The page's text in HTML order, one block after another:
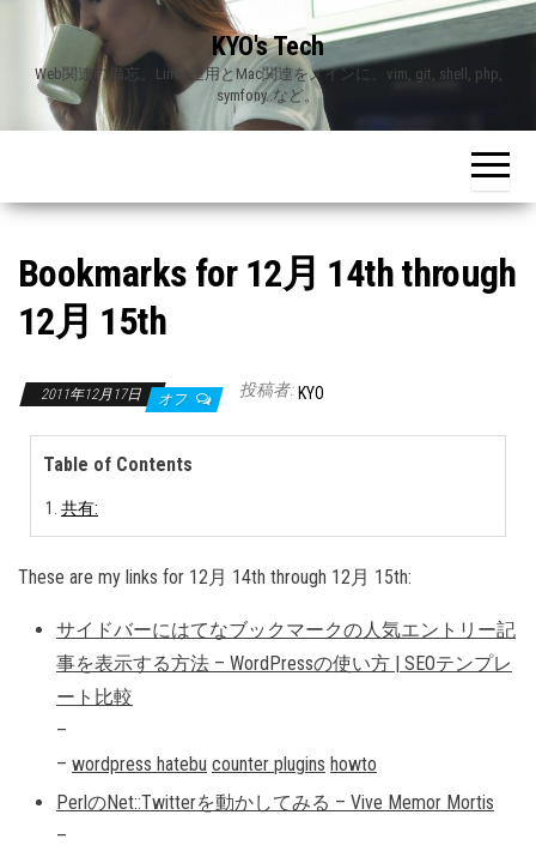
content
KYO's Tech
Web関連の備忘。Linux運用とMac関連をメインに、vim, git, shell, php,
symfony..など。
Bookmarks for 12月 14th through
12月 15th
2011年12月17日 オフ 投稿者: KYO
Table of Contents
共有:
These are my links for 12月 14th through 12月 15th:
サイドバーにはてなブックマークの人気エントリー記
事を表示する方法 – WordPressの使い方 | SEOテンプレ
ート比較
–
– wordpress hatebu counter plugins howto
PerlのNet::Twitterを動かしてみる – Vive Memor Mortis
–